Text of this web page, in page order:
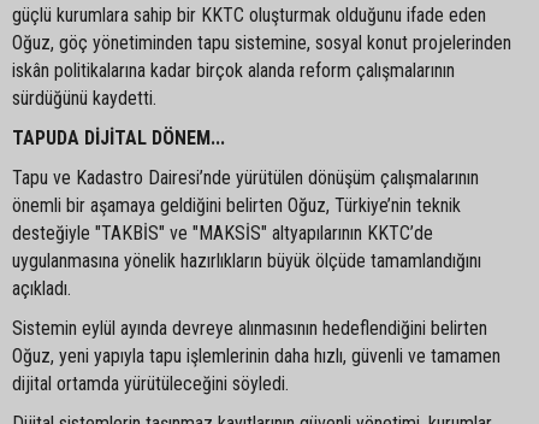
güçlü kurumlara sahip bir KKTC oluşturmak olduğunu ifade eden
Oğuz, göç yönetiminden tapu sistemine, sosyal konut projelerinden
iskân politikalarına kadar birçok alanda reform çalışmalarının
sürdüğünü kaydetti.
TAPUDA DİJİTAL DÖNEM...
Tapu ve Kadastro Dairesi’nde yürütülen dönüşüm çalışmalarının
önemli bir aşamaya geldiğini belirten Oğuz, Türkiye’nin teknik
desteğiyle "TAKBİS" ve "MAKSİS" altyapılarının KKTC’de
uygulanmasına yönelik hazırlıkların büyük ölçüde tamamlandığını
açıkladı.
Sistemin eylül ayında devreye alınmasının hedeflendiğini belirten
Oğuz, yeni yapıyla tapu işlemlerinin daha hızlı, güvenli ve tamamen
dijital ortamda yürütüleceğini söyledi.